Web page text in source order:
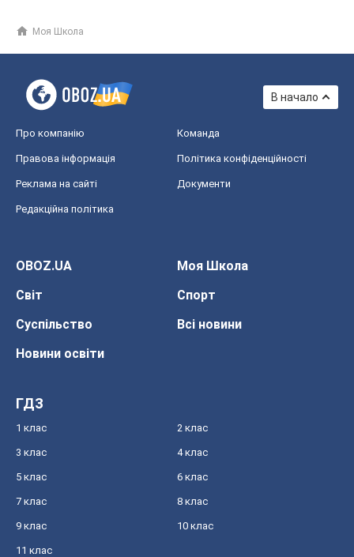
Моя Школа
В начало
Про компанію Команда
Правова інформація Політика конфіденційності
Реклама на сайті Документи
Редакційна політика
OBOZ.UA
Моя Школа
Світ
Спорт
Суспільство
Всі новини
Новини освіти
ГДЗ
1 клас 2 клас
3 клас 4 клас
5 клас 6 клас
7 клас 8 клас
9 клас 10 клас
11 клас